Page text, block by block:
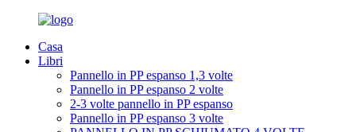
Casa
Libri
Pannello in PP espanso 1,3 volte
Pannello in PP espanso 2 volte
2-3 volte pannello in PP espanso
Pannello in PP espanso 3 volte